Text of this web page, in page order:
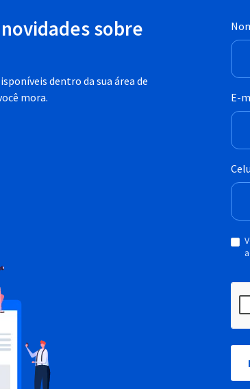
sobre
dentro da sua área de
mora.
E-